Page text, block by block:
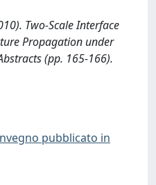
Two-Scale Interface
Propagation under
(pp. 165-166).
pubblicato in